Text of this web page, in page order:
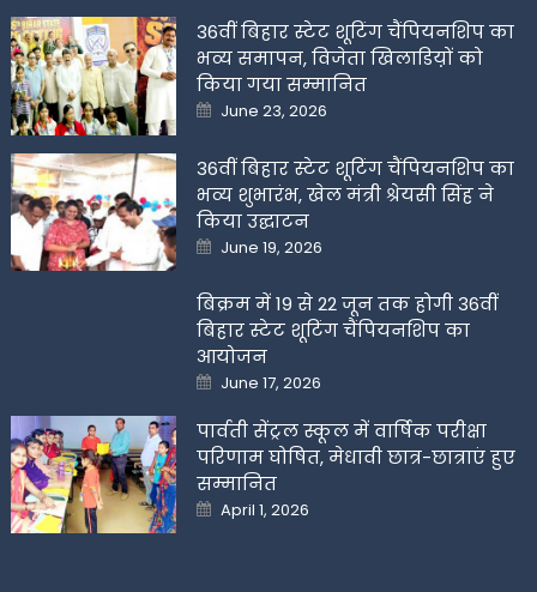
36वीं बिहार स्टेट शूटिंग चैंपियनशिप का
भव्य समापन, विजेता खिलाडिय़ों को
किया गया सम्मानित
Posted
on
June 23, 2026
36वीं बिहार स्टेट शूटिंग चैंपियनशिप का
भव्य शुभारंभ, खेल मंत्री श्रेयसी सिंह ने
किया उद्घाटन
Posted
on
June 19, 2026
बिक्रम में 19 से 22 जून तक होगी 36वीं
बिहार स्टेट शूटिंग चैंपियनशिप का
आयोजन
Posted
on
June 17, 2026
पार्वती सेंट्रल स्कूल में वार्षिक परीक्षा
परिणाम घोषित, मेधावी छात्र-छात्राएं हुए
सम्मानित
Posted
on
April 1, 2026